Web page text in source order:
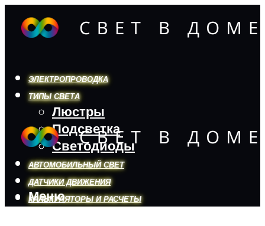
ЭЛЕКТРОПРОВОДКА
ТИПЫ СВЕТА
Люстры
Подсветка
Светодиоды
АВТОМОБИЛЬНЫЙ СВЕТ
ДАТЧИКИ ДВИЖЕНИЯ
КАЛЬКУЛЯТОРЫ И РАСЧЕТЫ
Меню